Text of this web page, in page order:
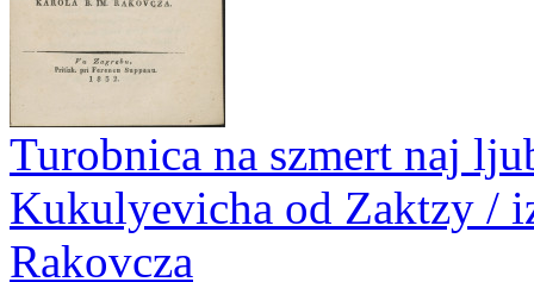
Turobnica na szmert naj
Kukulyevicha od Zaktzy /
Rakovcza